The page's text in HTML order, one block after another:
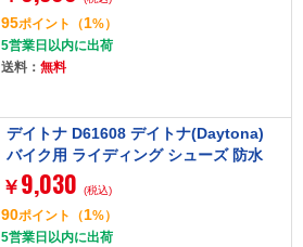
ー 24.0cm
95ポイント （1%）
5営業日以内に出荷
送料： 無料
デイトナ D61608 デイトナ(Daytona)
バイク用 ライディング シューズ 防水
ハイカット リール D-WPライディング
シューズ DS-501 ソリッドホワイト 27.
5cm 61608
￥ 9,030 (税込)
90ポイント （1%）
5営業日以内に出荷